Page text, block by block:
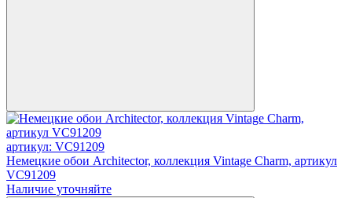
артикул: VC91209
Немецкие обои Architector, коллекция Vintage Charm, артикул
VC91209
Наличие уточняйте